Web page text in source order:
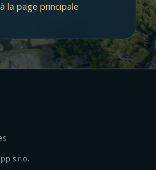
la page principale
s.r.o.